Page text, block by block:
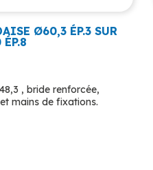
Ø60,3 ÉP.3 SUR
, bride renforcée,
mains de fixations.